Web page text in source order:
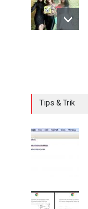
Tips & Trik